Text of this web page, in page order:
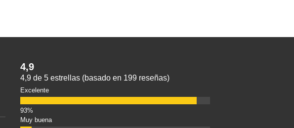
4,9
4,9 de 5 estrellas (basado en 199 reseñas)
Excelente
Muy buena